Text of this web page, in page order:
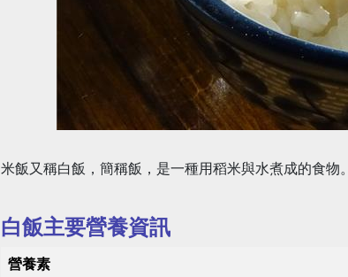
米飯又稱白飯，簡稱飯，是一種用稻米與水煮成的食物。
白飯主要營養資訊
營養素